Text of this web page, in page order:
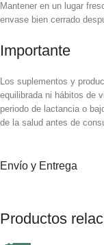
Mantener en un lugar
envase bien cerrado
Importante
Los suplementos y
equilibrada ni hábitos de
periodo de lactancia o
de la salud antes de
Envío y Entrega
Productos